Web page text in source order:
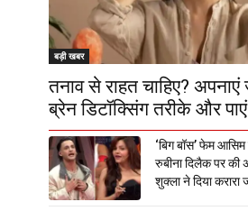
बड़ी खबर
तनाव से राहत चाहिए?
ब्रेन डिटॉक्सिंग तरीके और
‘बिग बॉस’ फेम आसिम
रुबीना दिलैक पर की
शुक्ला ने दिया करारा